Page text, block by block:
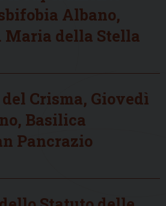
Albano,
Maria della Stella
Crisma, Giovedì
Basilica
Pancrazio